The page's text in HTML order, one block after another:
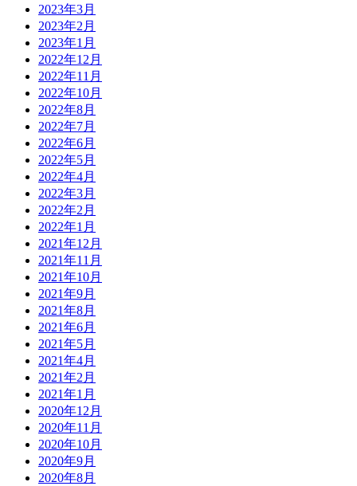
2023年3月
2023年2月
2023年1月
2022年12月
2022年11月
2022年10月
2022年8月
2022年7月
2022年6月
2022年5月
2022年4月
2022年3月
2022年2月
2022年1月
2021年12月
2021年11月
2021年10月
2021年9月
2021年8月
2021年6月
2021年5月
2021年4月
2021年2月
2021年1月
2020年12月
2020年11月
2020年10月
2020年9月
2020年8月